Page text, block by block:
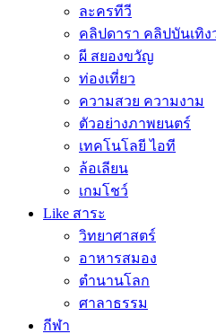
ละครทีวี
คลิปดารา คลิปบันเทิง
ผี สยองขวัญ
ท่องเที่ยว
ความสวย ความงาม
ตัวอย่างภาพยนตร์
เทคโนโลยี ไอที
ล้อเลียน
เกมโชว์
Like สาระ
วิทยาศาสตร์
อาหารสมอง
ตำนานโลก
ศาลาธรรม
กีฬา